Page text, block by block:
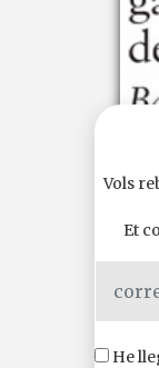
Vols
Et
He